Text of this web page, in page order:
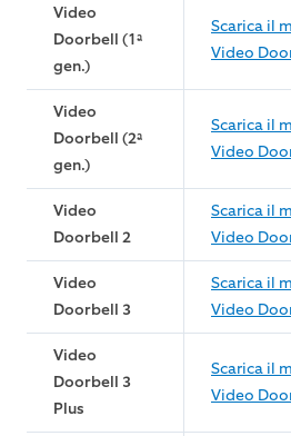
Video
Doorbell (1ª
gen.)
Scarica il
Video
Video
Doorbell (2ª
gen.)
Scarica il
Video
Video
Doorbell 2
Scarica il
Video
Video
Doorbell 3
Scarica il
Video
Video
Doorbell 3
Plus
Scarica il
Video